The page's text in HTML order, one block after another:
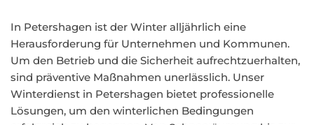
In Petershagen ist der Winter alljährlich eine
Herausforderung für Unternehmen und Kommunen.
Um den Betrieb und die Sicherheit aufrechtzuerhalten,
sind präventive Maßnahmen unerlässlich. Unser
Winterdienst in Petershagen bietet professionelle
Lösungen, um den winterlichen Bedingungen